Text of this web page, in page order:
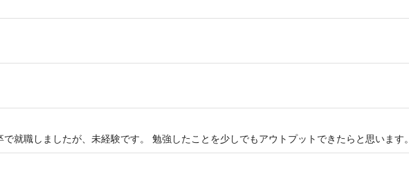
就職しましたが、未経験です。 勉強したことを少しでもアウトプットできたらと思います。